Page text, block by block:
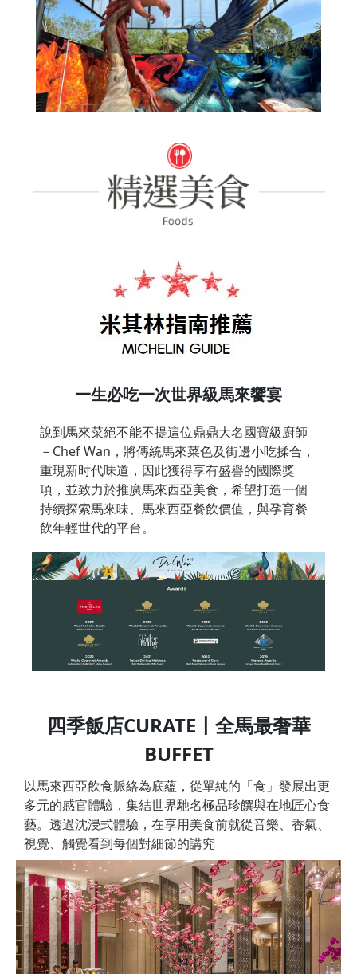
一生必吃一次世界級馬來饗宴
說到馬來菜絕不能不提這位鼎鼎大名國寶級廚師
－Chef Wan，將傳統馬來菜色及街邊小吃揉合，
重現新时代味道，因此獲得享有盛譽的國際獎
項，並致力於推廣馬來西亞美食，希望打造一個
持續探索馬來味、馬來西亞餐飲價值，與孕育餐
飲年輕世代的平台。
四季飯店CURATE〡全馬最奢華
BUFFET
以馬來西亞飲食脈絡為底蘊，從單純的「食」發展出更
多元的感官體驗，集結世界馳名極品珍饌與在地匠心食
藝。透過沈浸式體驗，在享用美食前就從音樂、香氣、
視覺、觸覺看到每個對細節的講究